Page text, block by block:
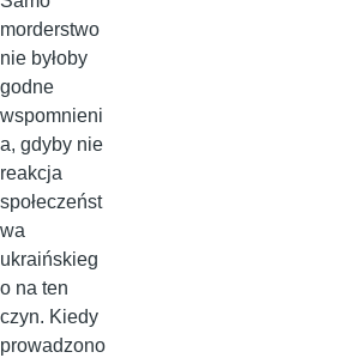
morderstwo
nie byłoby
godne
wspomnieni
a, gdyby nie
reakcja
społeczeńst
wa
ukraińskieg
o na ten
czyn. Kiedy
prowadzono